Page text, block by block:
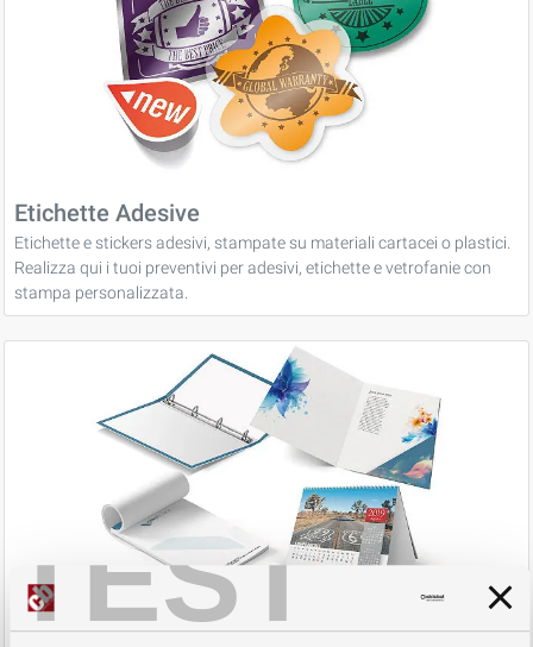
TEST
Etichette Adesive
Etichette e stickers adesivi, stampate su materiali cartacei o plastici.
Realizza qui i tuoi preventivi per adesivi, etichette e vetrofanie con
stampa personalizzata.
Prodotti di stampa